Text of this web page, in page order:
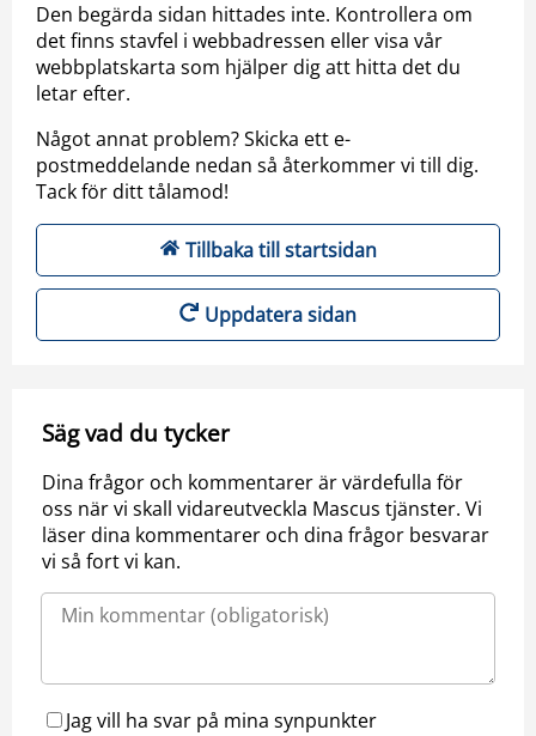
Den begärda sidan hittades inte. Kontrollera om
det finns stavfel i webbadressen eller visa vår
webbplatskarta som hjälper dig att hitta det du
letar efter.
Något annat problem? Skicka ett e-
postmeddelande nedan så återkommer vi till dig.
Tack för ditt tålamod!
Tillbaka till startsidan
Uppdatera sidan
Säg vad du tycker
Dina frågor och kommentarer är värdefulla för
oss när vi skall vidareutveckla Mascus tjänster. Vi
läser dina kommentarer och dina frågor besvarar
vi så fort vi kan.
Jag vill ha svar på mina synpunkter